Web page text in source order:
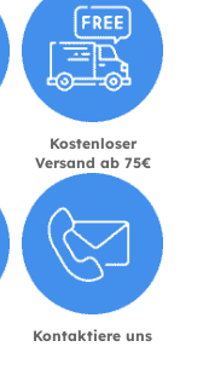
Kostenloser
Versand ab 75€
Kontaktiere uns